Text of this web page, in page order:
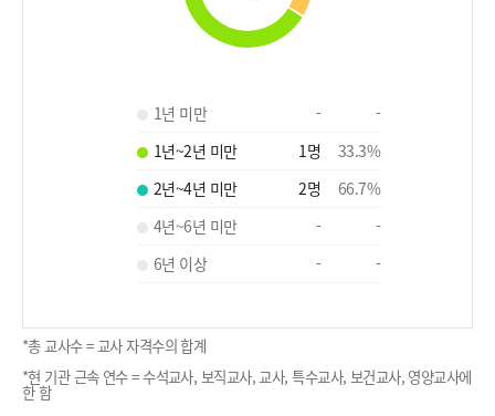
1년 미만 -
-
1년~2년 미만
1명 33.3%
2년~4년 미만
2명 66.7%
4년~6년 미만
-
-
6년 이상
- -
*총 교사수 = 교사 자격수의 합계
*현 기관 근속 연수 = 수석교사, 보직교사, 교사, 특수교사, 보건교사, 영양교사에
한 함